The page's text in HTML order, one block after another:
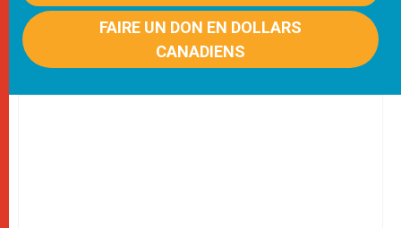
FAIRE UN DON EN DOLLARS
CANADIENS